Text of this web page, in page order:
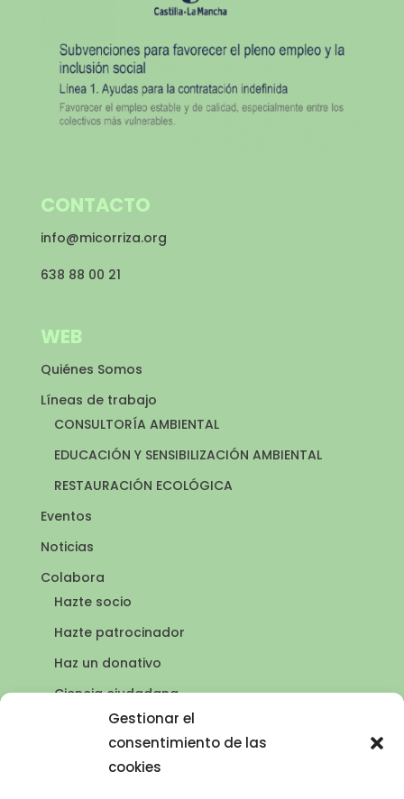
Gestionar el
consentimiento de las
cookies
CONTACTO
info@micorriza.org
638 88 00 21
WEB
Quiénes Somos
Líneas de trabajo
CONSULTORÍA AMBIENTAL
EDUCACIÓN Y SENSIBILIZACIÓN AMBIENTAL
RESTAURACIÓN ECOLÓGICA
Eventos
Noticias
Colabora
Hazte socio
Hazte patrocinador
Haz un donativo
Ciencia ciudadana
Puntos de agua